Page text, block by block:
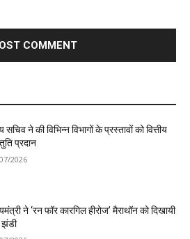
सचिव ने की विभिन्न विभागों के प्रस्तावों को वित्तीय
प्रदान
2026
ने ‘रन फॉर कारगिल हीरोज’ मैराथॉन को दिखायी
झंडी